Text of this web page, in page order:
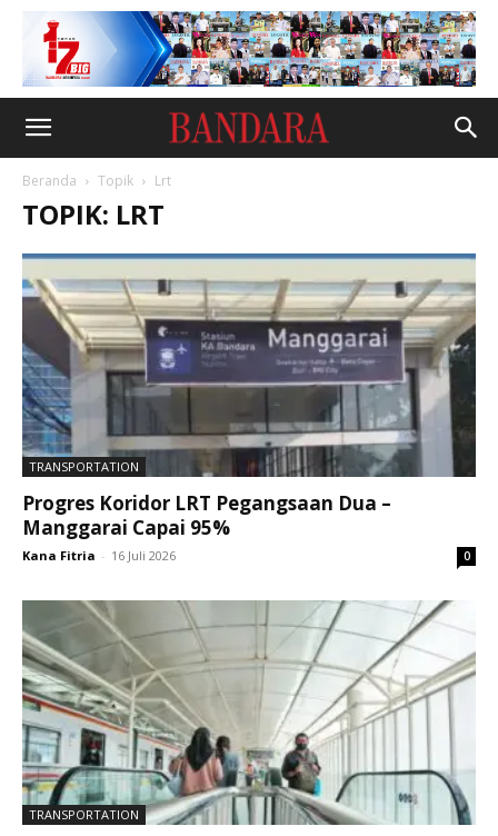
Beranda Topik Lrt
TOPIK: LRT
TRANSPORTATION
Progres Koridor LRT Pegangsaan Dua –
Manggarai Capai 95%
Kana Fitria - 16 Juli 2026 0
TRANSPORTATION